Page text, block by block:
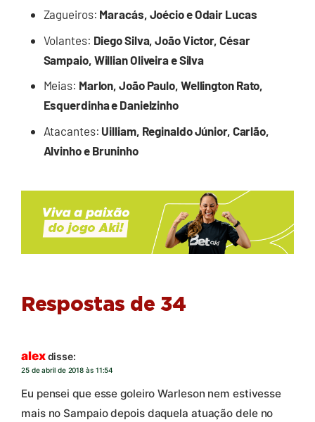
Zagueiros: Maracás, Joécio e Odair Lucas
Volantes: Diego Silva, João Victor, César
Sampaio, Willian Oliveira e Silva
Meias: Marlon, João Paulo, Wellington Rato,
Esquerdinha e Danielzinho
Atacantes: Uilliam, Reginaldo Júnior, Carlão,
Alvinho e Bruninho
Respostas de 34
alexdisse:
25 de abril de 2018 às 11:54
Eu pensei que esse goleiro Warleson nem estivesse
mais no Sampaio depois daquela atuação dele no